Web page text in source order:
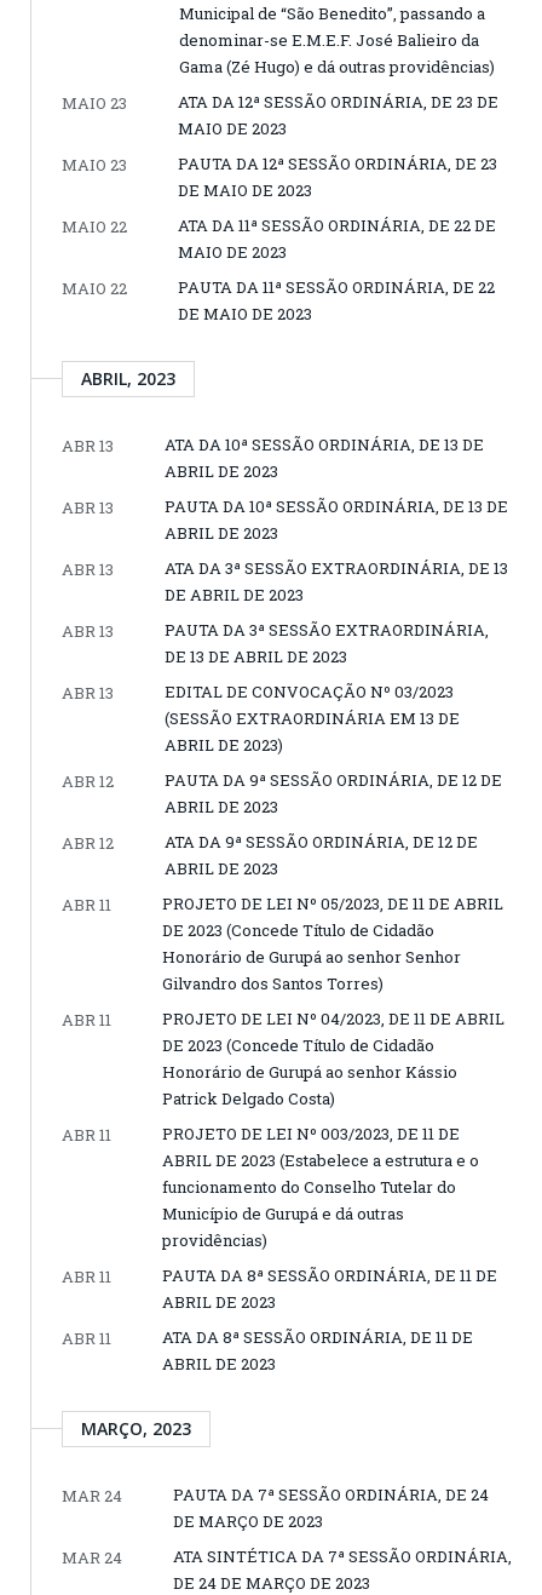
Municipal de “São Benedito”, passando a
denominar-se E.M.E.F. José Balieiro da
Gama (Zé Hugo) e dá outras providências)
MAIO 23
ATA DA 12ª SESSÃO ORDINÁRIA, DE 23 DE
MAIO DE 2023
MAIO 23
PAUTA DA 12ª SESSÃO ORDINÁRIA, DE 23
DE MAIO DE 2023
MAIO 22
ATA DA 11ª SESSÃO ORDINÁRIA, DE 22 DE
MAIO DE 2023
MAIO 22
PAUTA DA 11ª SESSÃO ORDINÁRIA, DE 22
DE MAIO DE 2023
ABRIL, 2023
ABR 13
ATA DA 10ª SESSÃO ORDINÁRIA, DE 13 DE
ABRIL DE 2023
ABR 13
PAUTA DA 10ª SESSÃO ORDINÁRIA, DE 13 DE
ABRIL DE 2023
ABR 13
ATA DA 3ª SESSÃO EXTRAORDINÁRIA, DE 13
DE ABRIL DE 2023
ABR 13
PAUTA DA 3ª SESSÃO EXTRAORDINÁRIA,
DE 13 DE ABRIL DE 2023
ABR 13
EDITAL DE CONVOCAÇÃO Nº 03/2023
(SESSÃO EXTRAORDINÁRIA EM 13 DE
ABRIL DE 2023)
ABR 12
PAUTA DA 9ª SESSÃO ORDINÁRIA, DE 12 DE
ABRIL DE 2023
ABR 12
ATA DA 9ª SESSÃO ORDINÁRIA, DE 12 DE
ABRIL DE 2023
ABR 11
PROJETO DE LEI Nº 05/2023, DE 11 DE ABRIL
DE 2023 (Concede Título de Cidadão
Honorário de Gurupá ao senhor Senhor
Gilvandro dos Santos Torres)
ABR 11
PROJETO DE LEI Nº 04/2023, DE 11 DE ABRIL
DE 2023 (Concede Título de Cidadão
Honorário de Gurupá ao senhor Kássio
Patrick Delgado Costa)
ABR 11
PROJETO DE LEI Nº 003/2023, DE 11 DE
ABRIL DE 2023 (Estabelece a estrutura e o
funcionamento do Conselho Tutelar do
Município de Gurupá e dá outras
providências)
ABR 11
PAUTA DA 8ª SESSÃO ORDINÁRIA, DE 11 DE
ABRIL DE 2023
ABR 11
ATA DA 8ª SESSÃO ORDINÁRIA, DE 11 DE
ABRIL DE 2023
MARÇO, 2023
MAR 24
PAUTA DA 7ª SESSÃO ORDINÁRIA, DE 24
DE MARÇO DE 2023
MAR 24
ATA SINTÉTICA DA 7ª SESSÃO ORDINÁRIA,
DE 24 DE MARÇO DE 2023